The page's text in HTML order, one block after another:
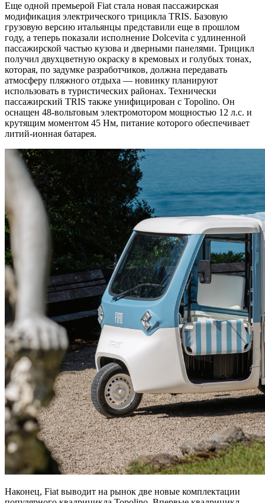
Еще одной премьерой Fiat стала новая пассажирская
модификация электрического трицикла TRIS. Базовую
грузовую версию итальянцы представили еще в прошлом
году, а теперь показали исполнение Dolcevita с удлиненной
пассажирской частью кузова и дверными панелями. Трицикл
получил двухцветную окраску в кремовых и голубых тонах,
которая, по задумке разработчиков, должна передавать
атмосферу пляжного отдыха — новинку планируют
использовать в туристических районах. Технически
пассажирский TRIS также унифицирован с Topolino. Он
оснащен 48-вольтовым электромотором мощностью 12 л.с. и
крутящим моментом 45 Нм, питание которого обеспечивает
литий-ионная батарея.
Наконец, Fiat выводит на рынок две новые комплектации